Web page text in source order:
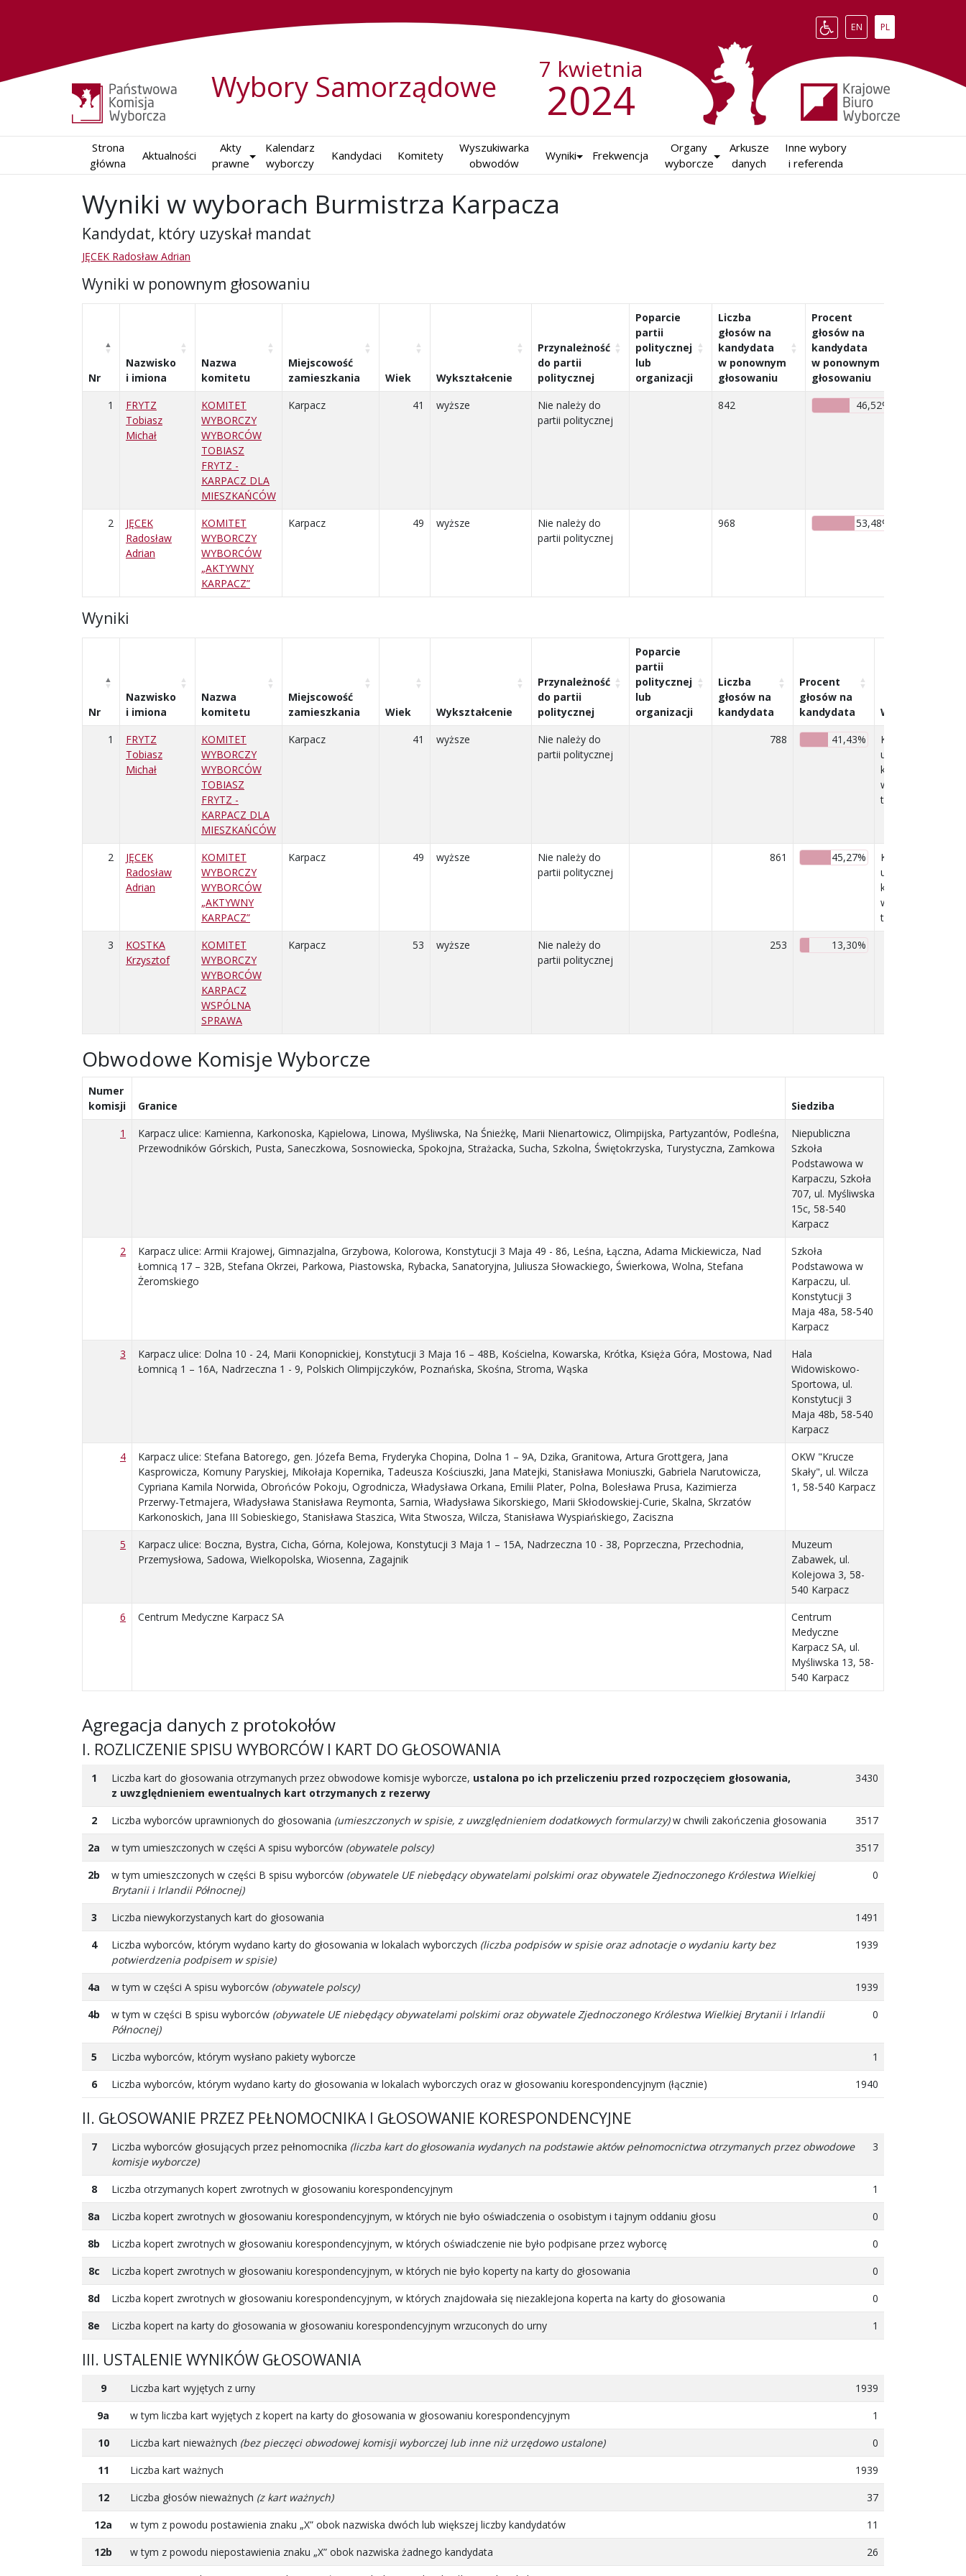
Change language to English
EN Zmień język na
PL
Wybory Samorządowe 2024
7 kwietnia
Strona
główna
Aktualności
Akty
prawne
Kalendarz
wyborczy
Kandydaci Komitety
Wyszukiwarka
obwodów
Wyniki Frekwencja
Organy
wyborcze
Arkusze
danych
Inne wybory
i referenda
Wyniki w wyborach Burmistrza Karpacza
Kandydat, który uzyskał mandat
JĘCEK Radosław Adrian
Wyniki w ponownym głosowaniu
Nr
Nazwisko
i imiona
Nazwa
komitetu
Miejscowość
zamieszkania
Wiek Wykształcenie
Przynależność
do partii
politycznej
Poparcie
partii
politycznej
lub
organizacji
Liczba
głosów na
kandydata
w ponownym
głosowaniu
Procent
głosów na
kandydata
w ponownym
głosowaniu
1
FRYTZ
Tobiasz
Michał
KOMITET
WYBORCZY
WYBORCÓW
TOBIASZ
FRYTZ -
KARPACZ DLA
MIESZKAŃCÓW
Karpacz 41 wyższe
Nie należy do
partii politycznej
842 46,52%
2
JĘCEK
Radosław
Adrian
KOMITET
WYBORCZY
WYBORCÓW
„AKTYWNY
KARPACZ”
Karpacz 49 wyższe
Nie należy do
partii politycznej
968 53,48%
Wyniki
Nr
Nazwisko
i imiona
Nazwa
komitetu
Miejscowość
zamieszkania
Wiek Wykształcenie
Przynależność
do partii
politycznej
Poparcie
partii
politycznej
lub
organizacji
Liczba
głosów na
kandydata
Procent
głosów na
kandydata
Wyniki
1
FRYTZ
Tobiasz
Michał
KOMITET
WYBORCZY
WYBORCÓW
TOBIASZ
FRYTZ -
KARPACZ DLA
MIESZKAŃCÓW
Karpacz 41 wyższe
Nie należy do
partii politycznej
788 41,43%
Kandydat
uzyskał prawo
kandydowania
w drugiej
turze
2
JĘCEK
Radosław
Adrian
KOMITET
WYBORCZY
WYBORCÓW
„AKTYWNY
KARPACZ”
Karpacz 49 wyższe
Nie należy do
partii politycznej
861 45,27%
Kandydat
uzyskał prawo
kandydowania
w drugiej
turze
3
KOSTKA
Krzysztof
KOMITET
WYBORCZY
WYBORCÓW
KARPACZ
WSPÓLNA
SPRAWA
Karpacz 53 wyższe
Nie należy do
partii politycznej
253 13,30%
Obwodowe Komisje Wyborcze
Numer
komisji
Granice
Siedziba
1
Karpacz ulice: Kamienna, Karkonoska, Kąpielowa, Linowa, Myśliwska, Na Śnieżkę, Marii Nienartowicz, Olimpijska, Partyzantów, Podleśna,
Przewodników Górskich, Pusta, Saneczkowa, Sosnowiecka, Spokojna, Strażacka, Sucha, Szkolna, Świętokrzyska, Turystyczna, Zamkowa
Niepubliczna
Szkoła
Podstawowa w
Karpaczu, Szkoła
707, ul. Myśliwska
15c, 58-540
Karpacz
2
Karpacz ulice: Armii Krajowej, Gimnazjalna, Grzybowa, Kolorowa, Konstytucji 3 Maja 49 - 86, Leśna, Łączna, Adama Mickiewicza, Nad
Łomnicą 17 – 32B, Stefana Okrzei, Parkowa, Piastowska, Rybacka, Sanatoryjna, Juliusza Słowackiego, Świerkowa, Wolna, Stefana
Żeromskiego
Szkoła
Podstawowa w
Karpaczu, ul.
Konstytucji 3
Maja 48a, 58-540
Karpacz
3
Karpacz ulice: Dolna 10 - 24, Marii Konopnickiej, Konstytucji 3 Maja 16 – 48B, Kościelna, Kowarska, Krótka, Księża Góra, Mostowa, Nad
Łomnicą 1 – 16A, Nadrzeczna 1 - 9, Polskich Olimpijczyków, Poznańska, Skośna, Stroma, Wąska
Hala
Widowiskowo-
Sportowa, ul.
Konstytucji 3
Maja 48b, 58-540
Karpacz
4
Karpacz ulice: Stefana Batorego, gen. Józefa Bema, Fryderyka Chopina, Dolna 1 – 9A, Dzika, Granitowa, Artura Grottgera, Jana
Kasprowicza, Komuny Paryskiej, Mikołaja Kopernika, Tadeusza Kościuszki, Jana Matejki, Stanisława Moniuszki, Gabriela Narutowicza,
Cypriana Kamila Norwida, Obrońców Pokoju, Ogrodnicza, Władysława Orkana, Emilii Plater, Polna, Bolesława Prusa, Kazimierza
Przerwy-Tetmajera, Władysława Stanisława Reymonta, Sarnia, Władysława Sikorskiego, Marii Skłodowskiej-Curie, Skalna, Skrzatów
Karkonoskich, Jana III Sobieskiego, Stanisława Staszica, Wita Stwosza, Wilcza, Stanisława Wyspiańskiego, Zaciszna
OKW "Krucze
Skały", ul. Wilcza
1, 58-540 Karpacz
5
Karpacz ulice: Boczna, Bystra, Cicha, Górna, Kolejowa, Konstytucji 3 Maja 1 – 15A, Nadrzeczna 10 - 38, Poprzeczna, Przechodnia,
Przemysłowa, Sadowa, Wielkopolska, Wiosenna, Zagajnik
Muzeum
Zabawek, ul.
Kolejowa 3, 58-
540 Karpacz
6
Centrum Medyczne Karpacz SA
Centrum
Medyczne
Karpacz SA, ul.
Myśliwska 13, 58-
540 Karpacz
Agregacja danych z protokołów
I. ROZLICZENIE SPISU WYBORCÓW I KART DO GŁOSOWANIA
1 Liczba kart do głosowania otrzymanych przez obwodowe komisje wyborcze, ustalona po ich przeliczeniu przed rozpoczęciem głosowania,
z uwzględnieniem ewentualnych kart otrzymanych z rezerwy
3430
2 Liczba wyborców uprawnionych do głosowania (umieszczonych w spisie, z uwzględnieniem dodatkowych formularzy)w chwili zakończenia głosowania
3517
2a
w tym umieszczonych w części A spisu wyborców (obywatele polscy)
3517
2b
w tym umieszczonych w części B spisu wyborców (obywatele UE niebędący obywatelami polskimi oraz obywatele Zjednoczonego Królestwa Wielkiej
Brytanii i Irlandii Północnej)
0
3 Liczba niewykorzystanych kart do głosowania
1491
4
Liczba wyborców, którym wydano karty do głosowania w lokalach wyborczych (liczba podpisów w spisie oraz adnotacje o wydaniu karty bez
potwierdzenia podpisem w spisie)
1939
4a w tym w części A spisu wyborców (obywatele polscy)
1939
4b
w tym w części B spisu wyborców (obywatele UE niebędący obywatelami polskimi oraz obywatele Zjednoczonego Królestwa Wielkiej Brytanii i Irlandii
Północnej)
0
5 Liczba wyborców, którym wysłano pakiety wyborcze
1
6
Liczba wyborców, którym wydano karty do głosowania w lokalach wyborczych oraz w głosowaniu korespondencyjnym (łącznie) 1940
II. GŁOSOWANIE PRZEZ PEŁNOMOCNIKA I GŁOSOWANIE KORESPONDENCYJNE
7 Liczba wyborców głosujących przez pełnomocnika (liczba kart do głosowania wydanych na podstawie aktów pełnomocnictwa otrzymanych przez obwodowe
komisje wyborcze)
3
8 Liczba otrzymanych kopert zwrotnych w głosowaniu korespondencyjnym
1
8a
Liczba kopert zwrotnych w głosowaniu korespondencyjnym, w których nie było oświadczenia o osobistym i tajnym oddaniu głosu
0
8b
Liczba kopert zwrotnych w głosowaniu korespondencyjnym, w których oświadczenie nie było podpisane przez wyborcę
0
8c
Liczba kopert zwrotnych w głosowaniu korespondencyjnym, w których nie było koperty na karty do głosowania
0
8d
Liczba kopert zwrotnych w głosowaniu korespondencyjnym, w których znajdowała się niezaklejona koperta na karty do głosowania
0
8e
Liczba kopert na karty do głosowania w głosowaniu korespondencyjnym wrzuconych do urny 1
III. USTALENIE WYNIKÓW GŁOSOWANIA
9 Liczba kart wyjętych z urny
1939
9a
w tym liczba kart wyjętych z kopert na karty do głosowania w głosowaniu korespondencyjnym
1
10
Liczba kart nieważnych (bez pieczęci obwodowej komisji wyborczej lub inne niż urzędowo ustalone)
0
11
Liczba kart ważnych
1939
12
Liczba głosów nieważnych (z kart ważnych)
37
12a
w tym z powodu postawienia znaku „X” obok nazwiska dwóch lub większej liczby kandydatów
11
12b
w tym z powodu niepostawienia znaku „X” obok nazwiska żadnego kandydata
26